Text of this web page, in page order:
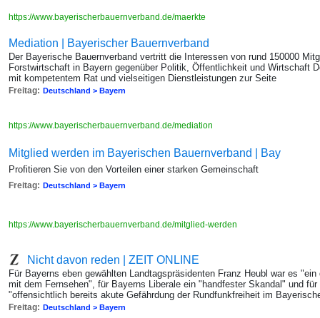
https://www.bayerischerbauernverband.de/maerkte
Mediation | Bayerischer Bauernverband
Der Bayerische Bauernverband vertritt die Interessen von rund 150000
Forstwirtschaft in Bayern gegenüber Politik, Öffentlichkeit und Wirtschaft
mit kompetentem Rat und vielseitigen Dienstleistungen zur Seite
Freitag: Deutschland > Bayern
https://www.bayerischerbauernverband.de/mediation
Mitglied werden im Bayerischen Bauernverband | Bay
Profitieren Sie von den Vorteilen einer starken Gemeinschaft
Freitag: Deutschland > Bayern
https://www.bayerischerbauernverband.de/mitglied-werden
Nicht davon reden | ZEIT ONLINE
Für Bayerns eben gewählten Landtagspräsidenten Franz Heubl war es
mit dem Fernsehen", für Bayerns Liberale ein "handfester Skandal" und
"offensichtlich bereits akute Gefährdung der Rundfunkfreiheit im
Freitag: Deutschland > Bayern